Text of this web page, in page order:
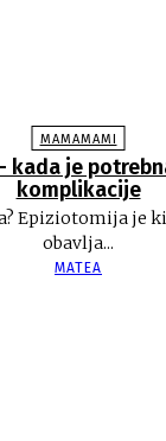
MAMAMAMI
kada je
komplikacije
Epiziotomija je
obavlja...
MATEA